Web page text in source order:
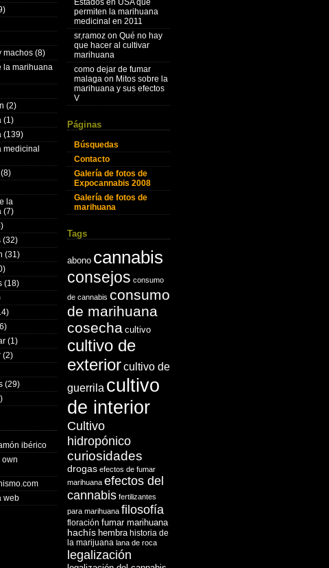
machos (8)
la marihuana
(2)
(1)
(139)
medicinal
(8)
la
(7)
(32)
(31)
(18)
(1)
(2)
(29)
ibérico
own
web
Estados en USA que
permiten la marihuana
medicinal en 2011
sr,ramoz on Qué no hay
que hacer al cultivar
marihuana
como dejar de fumar
malaga on Mitos sobre la
marihuana y sus efectos
V
Páginas
Búsquedas
Contacto
Galería de fotos de
Expocannabis 2008
Galería de fotos de
marihuana
Tags
abono cannabis
consejos consumo
de cannabis consumo
de marihuana
cosecha cultivo
cultivo de
exteriorcultivo de
guerrila cultivo
de interior
Cultivo
hidropónico
curiosidades
drogas efectos de fumar
marihuana efectos del
cannabis fertilizantes
para marihuana filosofía
floración fumar marihuana
hachís hembra historia de
la marijuana lana de roca
legalización